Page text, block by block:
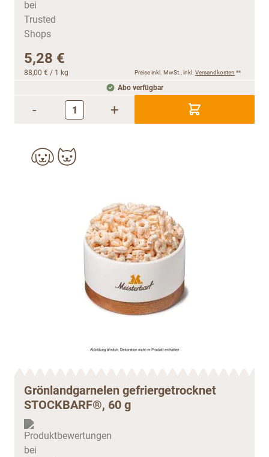
5,28 €
88,00 € / 1 kg Preise inkl. MwSt., inkl. Versandkosten **
Abo verfügbar
- +
Grönlandgarnelen gefriergetrocknet
STOCKBARF®, 60 g